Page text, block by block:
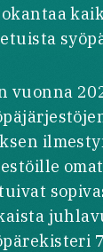
vuonna